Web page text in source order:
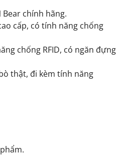
chính hãng.
cấp, có tính năng chống
chống RFID, có ngăn đựng
thật, đi kèm tính năng